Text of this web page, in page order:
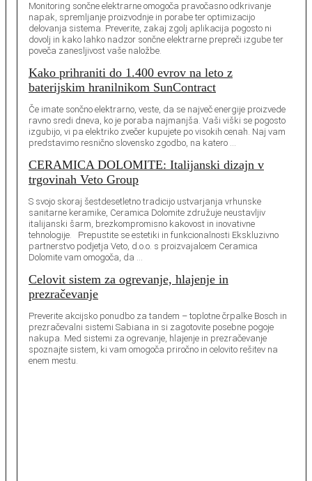
Monitoring sončne elektrarne omogoča pravočasno odkrivanje
napak, spremljanje proizvodnje in porabe ter optimizacijo
delovanja sistema. Preverite, zakaj zgolj aplikacija pogosto ni
dovolj in kako lahko nadzor sončne elektrarne prepreči izgube ter
poveča zanesljivost vaše naložbe.
Kako prihraniti do 1.400 evrov na leto z
baterijskim hranilnikom SunContract
Če imate sončno elektrarno, veste, da se največ energije proizvede
ravno sredi dneva, ko je poraba najmanjša. Vaši viški se pogosto
izgubijo, vi pa elektriko zvečer kupujete po visokih cenah. Naj vam
predstavimo resnično slovensko zgodbo, na katero …
CERAMICA DOLOMITE: Italijanski dizajn v
trgovinah Veto Group
S svojo skoraj šestdesetletno tradicijo ustvarjanja vrhunske
sanitarne keramike, Ceramica Dolomite združuje neustavljiv
italijanski šarm, brezkompromisno kakovost in inovativne
tehnologije. Prepustite se estetiki in funkcionalnosti Ekskluzivno
partnerstvo podjetja Veto, d.o.o. s proizvajalcem Ceramica
Dolomite vam omogoča, da …
Celovit sistem za ogrevanje, hlajenje in
prezračevanje
Preverite akcijsko ponudbo za tandem – toplotne črpalke Bosch in
prezračevalni sistemi Sabiana in si zagotovite posebne pogoje
nakupa. Med sistemi za ogrevanje, hlajenje in prezračevanje
spoznajte sistem, ki vam omogoča priročno in celovito rešitev na
enem mestu.